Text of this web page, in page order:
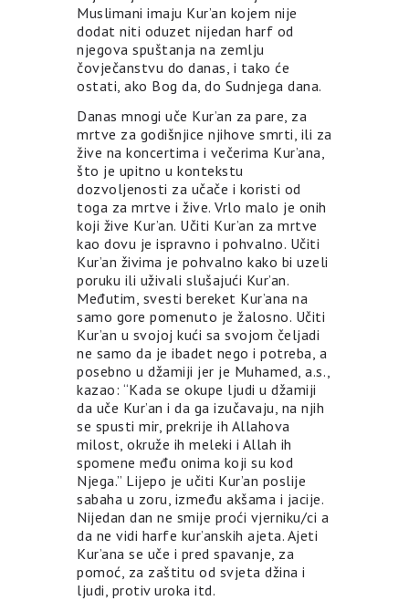
Muslimani imaju Kur’an kojem nije
dodat niti oduzet nijedan harf od
njegova spuštanja na zemlju
čovječanstvu do danas, i tako će
ostati, ako Bog da, do Sudnjega dana.
Danas mnogi uče Kur’an za pare, za
mrtve za godišnjice njihove smrti, ili za
žive na koncertima i večerima Kur’ana,
što je upitno u kontekstu
dozvoljenosti za učače i koristi od
toga za mrtve i žive. Vrlo malo je onih
koji žive Kur’an. Učiti Kur’an za mrtve
kao dovu je ispravno i pohvalno. Učiti
Kur’an živima je pohvalno kako bi uzeli
poruku ili uživali slušajući Kur’an.
Međutim, svesti bereket Kur’ana na
samo gore pomenuto je žalosno. Učiti
Kur’an u svojoj kući sa svojom čeljadi
ne samo da je ibadet nego i potreba, a
posebno u džamiji jer je Muhamed, a.s.,
kazao: “Kada se okupe ljudi u džamiji
da uče Kur’an i da ga izučavaju, na njih
se spusti mir, prekrije ih Allahova
milost, okruže ih meleki i Allah ih
spomene među onima koji su kod
Njega.” Lijepo je učiti Kur’an poslije
sabaha u zoru, između akšama i jacije.
Nijedan dan ne smije proći vjerniku/ci a
da ne vidi harfe kur’anskih ajeta. Ajeti
Kur’ana se uče i pred spavanje, za
pomoć, za zaštitu od svjeta džina i
ljudi, protiv uroka itd.